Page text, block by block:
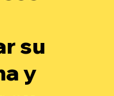
su
y